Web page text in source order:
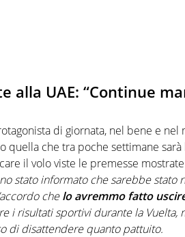
alla UAE: “Continue
di giornata, nel bene e nel
quella che tra poche settimane sarà
il volo viste le premesse
stato informato che sarebbe stato
chelo avremmo fatto
i risultati sportivi durante la Vuelta,
di disattendere quanto pattuito.